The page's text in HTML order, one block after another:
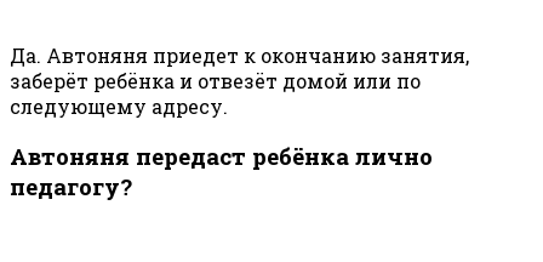
Да. Автоняня приедет к окончанию занятия,
заберёт ребёнка и отвезёт домой или по
следующему адресу.
Автоняня передаст ребёнка лично
педагогу?